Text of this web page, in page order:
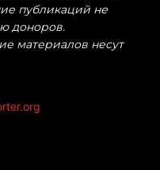
публикаций не
доноров.
материалов несут